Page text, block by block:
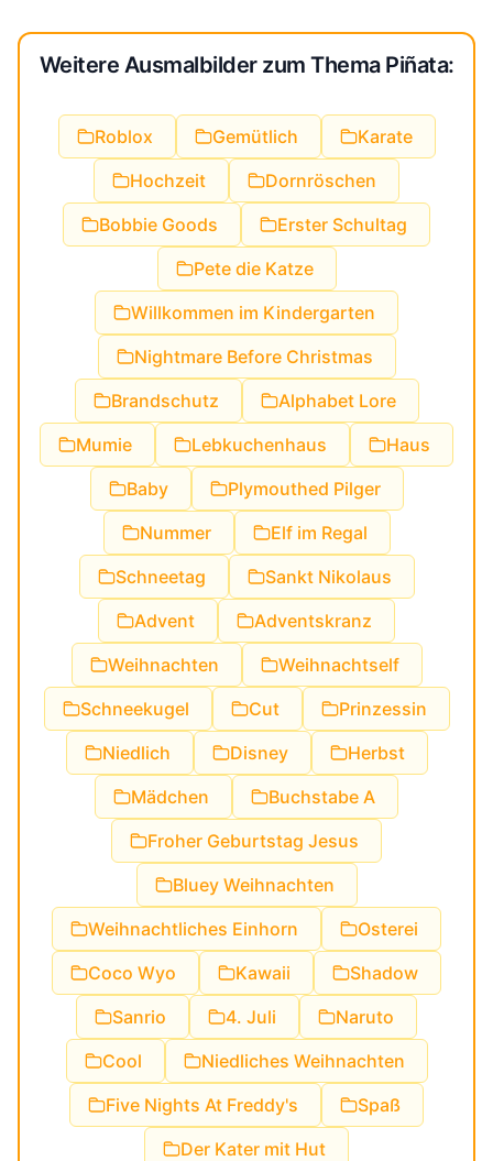
Weitere Ausmalbilder zum Thema Piñata:
Roblox Gemütlich
Karate
Hochzeit
Dornröschen
Bobbie Goods
Erster Schultag
Pete die Katze
Willkommen im Kindergarten
Nightmare Before Christmas
Brandschutz
Alphabet Lore
Mumie
Lebkuchenhaus
Haus
Baby
Plymouthed Pilger
Nummer
Elf im Regal
Schneetag
Sankt Nikolaus
Advent
Adventskranz
Weihnachten
Weihnachtself
Schneekugel
Cut
Prinzessin
Niedlich
Disney
Herbst
Mädchen
Buchstabe A
Froher Geburtstag Jesus
Bluey Weihnachten
Weihnachtliches Einhorn
Osterei
Coco Wyo
Kawaii
Shadow
Sanrio
4. Juli
Naruto
Cool
Niedliches Weihnachten
Five Nights At Freddy's
Spaß
Der Kater mit Hut